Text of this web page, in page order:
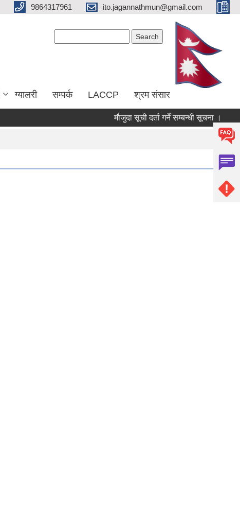
9864317961 ito.jagannathmun@gmail.com
ग्यालरी सम्पर्क LACCP श्रम संसार
मौजुदा सूची दर्ता गर्ने सम्बन्धी सूचना ।